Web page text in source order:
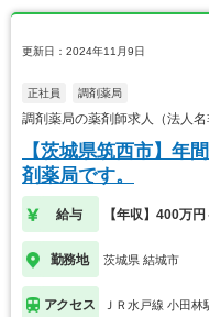
更新日：2024年11月9日
正社員 調剤薬局
調剤薬局の薬剤師求人（法人
【茨城県筑西市】年
剤薬局です。
給与 【年収】400万
勤務地 茨城県 結城市
アクセス ＪＲ水戸線 小田林